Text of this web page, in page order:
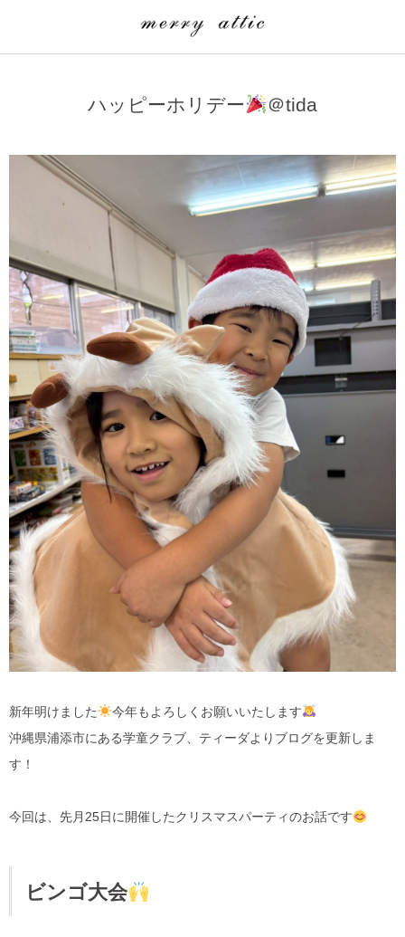
ハッピーホリデー ＠tida
新年明けました
今年もよろしくお願いいたします
沖縄県浦添市にある学童クラブ、ティーダよりブログを更新しま
す！
今回は、先月25日に開催したクリスマスパーティのお話です
ビンゴ大会
merry attic ミュージッククラス